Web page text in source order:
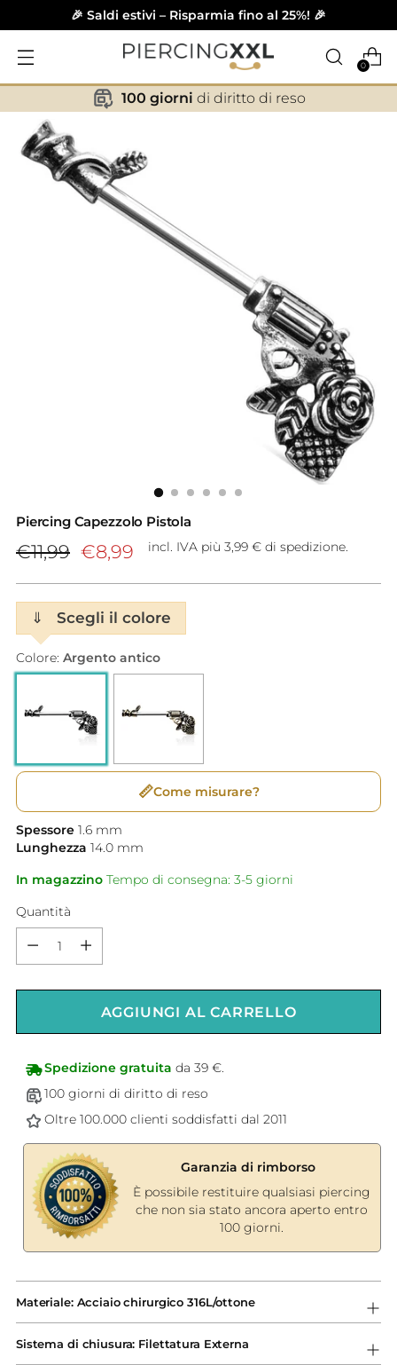
🎉 Saldi estivi – Risparmia fino al 25%! 🎉
0
✕
100 giorni di diritto di reso
Piercing Capezzolo Pistola
Prezzo
listino
€11,99 €8,99 incl. IVA più 3,99 € di spedizione.
⇓ Scegli il colore
Colore: Argento antico
📏Come misurare?
Spessore 1.6 mm
Lunghezza 14.0 mm
In magazzino Tempo di consegna: 3-5 giorni
Quantità
AGGIUNGI AL CARRELLO
Spedizione gratuita da 39 €.
100 giorni di diritto di reso
Oltre 100.000 clienti soddisfatti dal 2011
Garanzia di rimborso
È possibile restituire qualsiasi piercing
che non sia stato ancora aperto entro
100 giorni.
prodotto
al
carrello...
Materiale: Acciaio chirurgico 316L/ottone
Sistema di chiusura: Filettatura Externa